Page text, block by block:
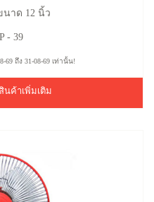
นาด 12 นิ้ว
- 39
69 ถึง 31-08-69 เท่านั้น!
นค้าเพิ่มเติม